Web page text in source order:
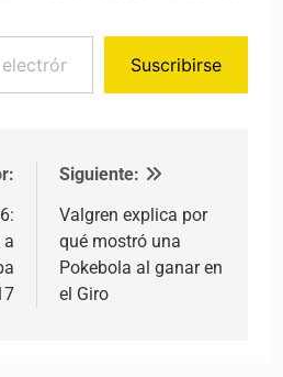
Suscribirse
entradas
a
Siguiente:
Valgren explica por
qué mostró una
Pokebola al ganar en
el Giro